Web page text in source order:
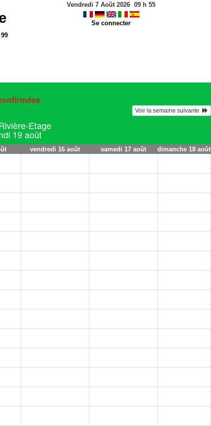
Vendredi 7 Août 2026 09 h 55
Se connecter
Voir la semaine suivante
Etage
19 août
vendredi 16 août samedi 17 août
dimanche 18 août